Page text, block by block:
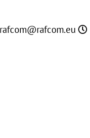
rafcom@rafcom.eu